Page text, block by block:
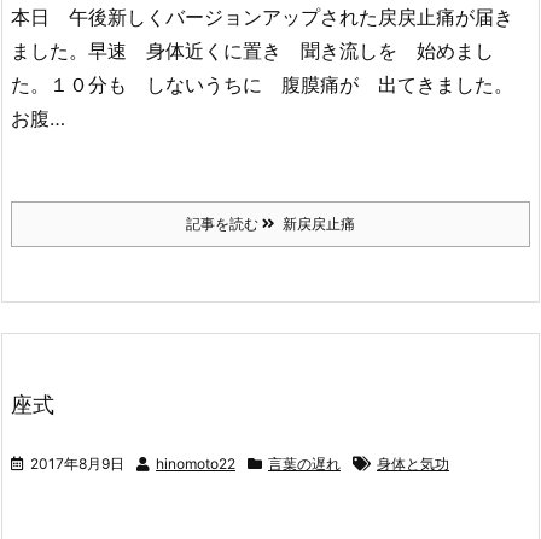
本日 午後新しくバージョンアップされた戻戻止痛が届き
ました。早速 身体近くに置き 聞き流しを 始めまし
た。１０分も しないうちに 腹膜痛が 出てきました。
お腹…
記事を読む 新戻戻止痛
座式
2017年8月9日 hinomoto22 言葉の遅れ 身体と気功